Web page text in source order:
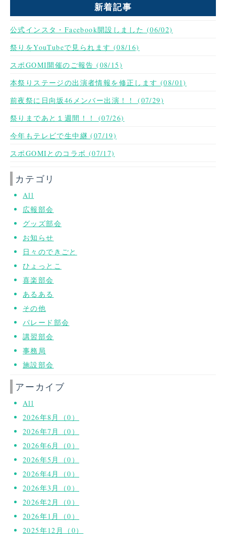
新着記事
公式インスタ・Facebook開設しました (06/02)
祭りをYouTubeで見られます (08/16)
スポGOMI開催のご報告 (08/15)
本祭りステージの出演者情報を修正します (08/01)
前夜祭に日向坂46メンバー出演！！ (07/29)
祭りまであと１週間！！ (07/26)
今年もテレビで生中継 (07/19)
スポGOMIとのコラボ (07/17)
カテゴリ
All
広報部会
グッズ部会
お知らせ
日々のできごと
ひょっとこ
喜楽部会
あるある
その他
パレード部会
講習部会
事務局
施設部会
アーカイブ
All
2026年8月（0）
2026年7月（0）
2026年6月（0）
2026年5月（0）
2026年4月（0）
2026年3月（0）
2026年2月（0）
2026年1月（0）
2025年12月（0）